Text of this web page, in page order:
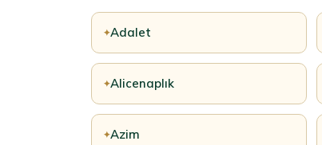
✦Adalet
✦Alicenaplık
✦Azim